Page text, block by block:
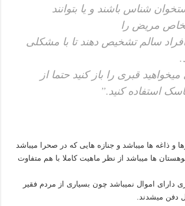
شناس باشند و یا بتوانند
مریض را
سالم تشخیص دهند تا با مشکلی
قبری را باز کنید حتما از
استفاده کنید.”
و ذاغه ها میباشد و جنازه هایی که در صحرا میباشد
ها میباشد از نظر ماهیت کاملا با هم متفاوت
دارای اموال نمیباشد چون بسیاری از مردم فقیر
دفن میشدند.